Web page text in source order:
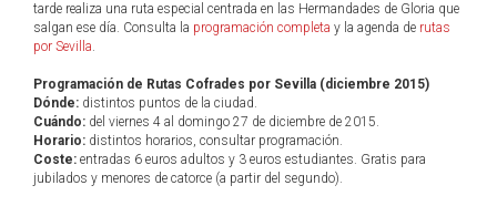
tarde realiza una ruta especial centrada en las Hermandades de Gloria que
salgan ese día. Consulta la programación completa y la agenda de rutas
por Sevilla.
Programación de Rutas Cofrades por Sevilla (diciembre 2015)
Dónde: distintos puntos de la ciudad.
Cuándo: del viernes 4 al domingo 27 de diciembre de 2015.
Horario: distintos horarios, consultar programación.
Coste: entradas 6 euros adultos y 3 euros estudiantes. Gratis para
jubilados y menores de catorce (a partir del segundo).